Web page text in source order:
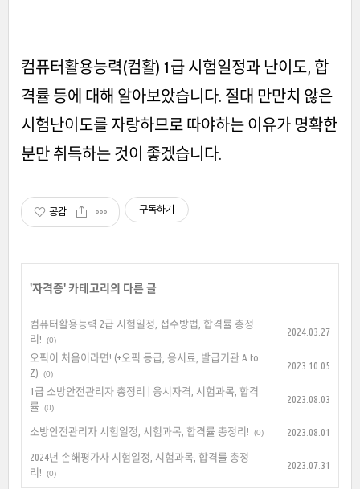
컴퓨터활용능력(컴활) 1급 시험일정과 난이도, 합
격률 등에 대해 알아보았습니다. 절대 만만치 않은
시험난이도를 자랑하므로 따야하는 이유가 명확한
분만 취득하는 것이 좋겠습니다.
공감 구독하기
'자격증' 카테고리의 다른 글
컴퓨터활용능력 2급 시험일정, 접수방법, 합격률 총정
리!
(0)
2024.03.27
오픽이 처음이라면! (+오픽 등급, 응시료, 발급기관 A to
Z)
(0)
2023.10.05
1급 소방안전관리자 총정리 | 응시자격, 시험과목, 합격
률
(0)
2023.08.03
소방안전관리자 시험일정, 시험과목, 합격률 총정리! (0) 2023.08.01
2024년 손해평가사 시험일정, 시험과목, 합격률 총정
리!
(0)
2023.07.31